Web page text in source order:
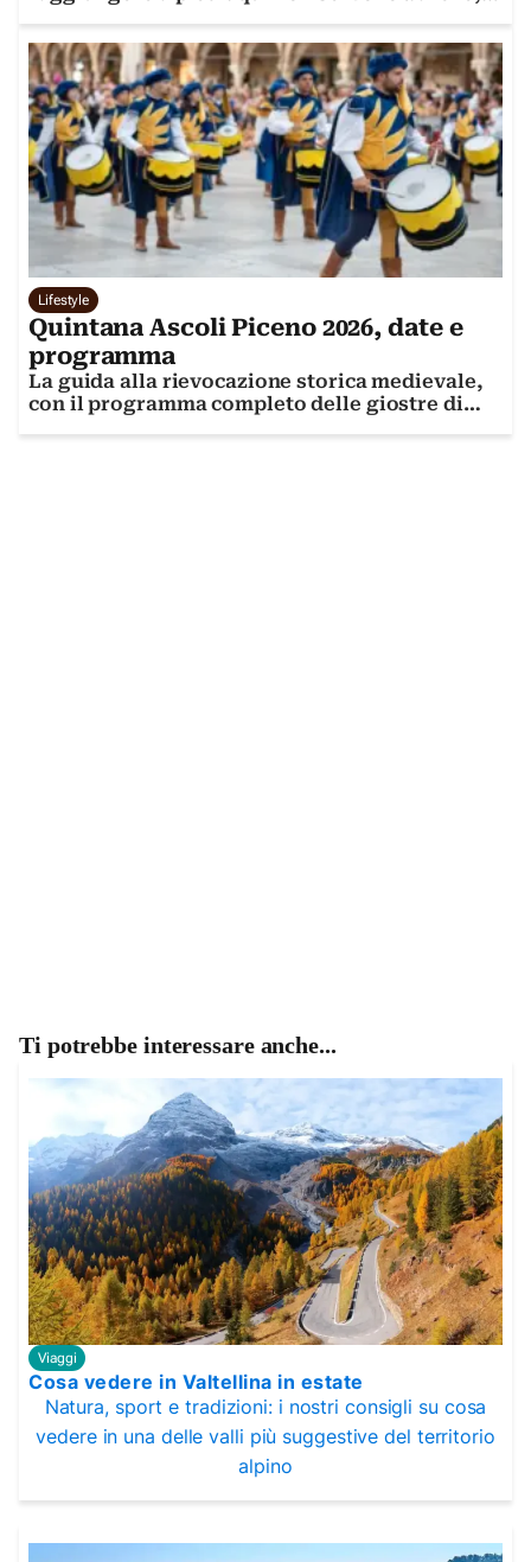
Lifestyle
Quintana Ascoli Piceno 2026, date e
programma
La guida alla rievocazione storica medievale,
con il programma completo delle giostre di
Ti potrebbe interessare anche...
Viaggi
Cosa vedere in Valtellina in estate
Natura, sport e tradizioni: i nostri consigli su cosa
vedere in una delle valli più suggestive del territorio
alpino